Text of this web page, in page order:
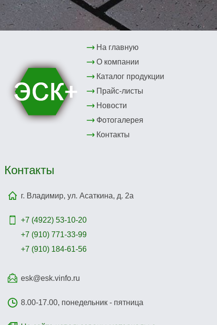
На главную
О компании
Каталог продукции
Прайс-листы
Новости
Фотогалерея
Контакты
Контакты
г. Владимир, ул. Асаткина, д. 2а
+7 (4922) 53-10-20
+7 (910) 771-33-99
+7 (910) 184-61-56
esk@esk.vinfo.ru
8.00-17.00, понедельник - пятница